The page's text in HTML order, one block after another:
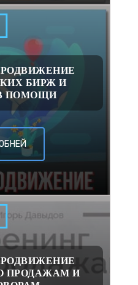
БИРЖ И
ПОМОЩИ
ПРОДАЖАМ И